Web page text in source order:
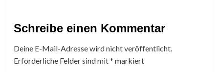
Schreibe einen Kommentar
Deine E-Mail-Adresse wird nicht veröffentlicht.
Erforderliche Felder sind mit* markiert